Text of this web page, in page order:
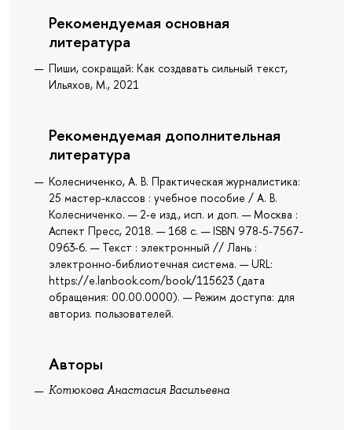
Рекомендуемая основная
литература
Пиши, сокращай: Как создавать сильный текст,
Ильяхов, М., 2021
Рекомендуемая дополнительная
литература
Колесниченко, А. В. Практическая журналистика:
25 мастер-классов : учебное пособие / А. В.
Колесниченко. — 2-е изд., исп. и доп. — Москва :
Аспект Пресс, 2018. — 168 с. — ISBN 978-5-7567-
0963-6. — Текст : электронный // Лань :
электронно-библиотечная система. — URL:
https://e.lanbook.com/book/115623 (дата
обращения: 00.00.0000). — Режим доступа: для
авториз. пользователей.
Авторы
Котюкова Анастасия Васильевна